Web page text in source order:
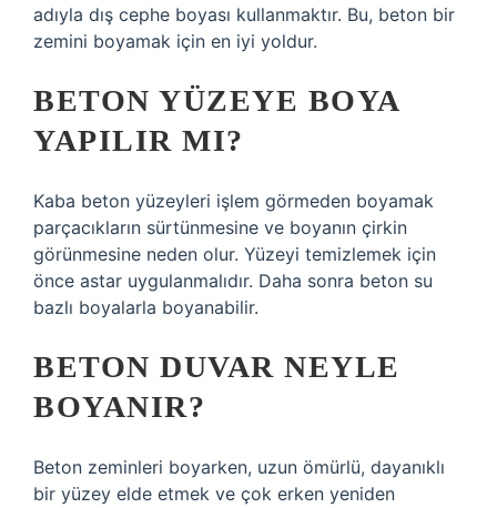
adıyla dış cephe boyası kullanmaktır. Bu, beton bir
zemini boyamak için en iyi yoldur.
BETON YÜZEYE BOYA
YAPILIR MI?
Kaba beton yüzeyleri işlem görmeden boyamak
parçacıkların sürtünmesine ve boyanın çirkin
görünmesine neden olur. Yüzeyi temizlemek için
önce astar uygulanmalıdır. Daha sonra beton su
bazlı boyalarla boyanabilir.
BETON DUVAR NEYLE
BOYANIR?
Beton zeminleri boyarken, uzun ömürlü, dayanıklı
bir yüzey elde etmek ve çok erken yeniden